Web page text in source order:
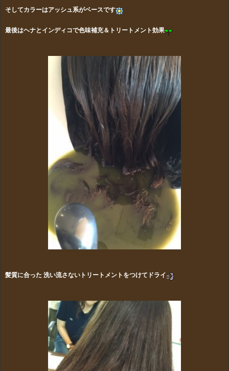
そしてカラーはアッシュ系がベースです
最後はヘナとインディコで色味補充＆トリートメント効果
髪質に合った 洗い流さないトリートメントをつけてドライ